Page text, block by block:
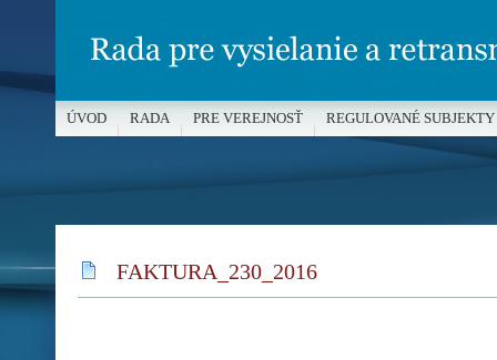
FAKTURA_230_2016
ÚVOD RADA PRE VEREJNOSŤ REGULOVANÉ SUBJEKTY